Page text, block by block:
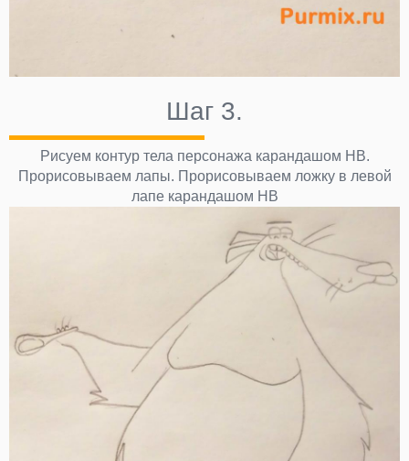
Шаг 3.
Рисуем контур тела персонажа карандашом НВ.
Прорисовываем лапы. Прорисовываем ложку в левой
лапе карандашом НВ